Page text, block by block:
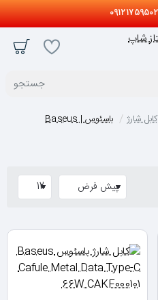
جستجو
کابل شارژ باسئوس | Baseus